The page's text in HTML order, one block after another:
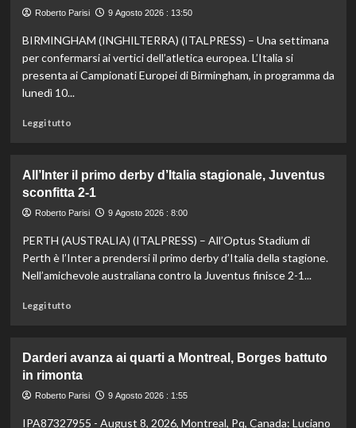
Roberto Parisi 9 Agosto 2026 : 13:50
BIRMINGHAM (INGHILTERRA) (ITALPRESS) – Una settimana
per confermarsi ai vertici dell’atletica europea. L’Italia si
presenta ai Campionati Europei di Birmingham, in programma da
lunedì 10...
Leggi tuttoLeggi
Italia
verso
gli
di
atletica,
Jacobs
difendere
gli
ori
Roma
All’Inter il primo derby d’Italia stagionale, Juventus
sconfitta 2-1
Roberto Parisi 9 Agosto 2026 : 8:00
PERTH (AUSTRALIA) (ITALPRESS) – All’Optus Stadium di
Perth è l’Inter a prendersi il primo derby d’Italia della stagione.
Nell’amichevole australiana contro la Juventus finisce 2-1...
Leggi tuttoLeggi
All’Inter
il
primo
d’Italia
Darderi avanza ai quarti a Montreal, Borges battuto
in rimonta
Roberto Parisi 9 Agosto 2026 : 1:55
IPA87327955 - August 8, 2026, Montreal, Pq, Canada: Luciano